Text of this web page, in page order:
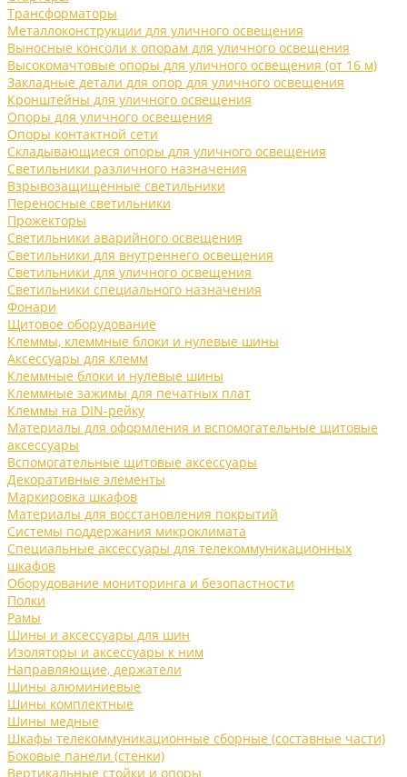
Трансформаторы
Металлоконструкции для уличного освещения
Выносные консоли к опорам для уличного освещения
Высокомачтовые опоры для уличного освещения (от 16 м)
Закладные детали для опор для уличного освещения
Кронштейны для уличного освещения
Опоры для уличного освещения
Опоры контактной сети
Складывающиеся опоры для уличного освещения
Светильники различного назначения
Взрывозащищенные светильники
Переносные светильники
Прожекторы
Светильники аварийного освещения
Светильники для внутреннего освещения
Светильники для уличного освещения
Светильники специального назначения
Фонари
Щитовое оборудование
Клеммы, клеммные блоки и нулевые шины
Аксессуары для клемм
Клеммные блоки и нулевые шины
Клеммные зажимы для печатных плат
Клеммы на DIN-рейку
Материалы для оформления и вспомогательные щитовые
аксессуары
Вспомогательные щитовые аксессуары
Декоративные элементы
Маркировка шкафов
Материалы для восстановления покрытий
Системы поддержания микроклимата
Специальные аксессуары для телекоммуникационных
шкафов
Оборудование мониторинга и безопастности
Полки
Рамы
Шины и аксессуары для шин
Изоляторы и аксессуары к ним
Направляющие, держатели
Шины алюминиевые
Шины комплектные
Шины медные
Шкафы телекоммуникационные сборные (составные части)
Боковые панели (стенки)
Вертикальные стойки и опоры